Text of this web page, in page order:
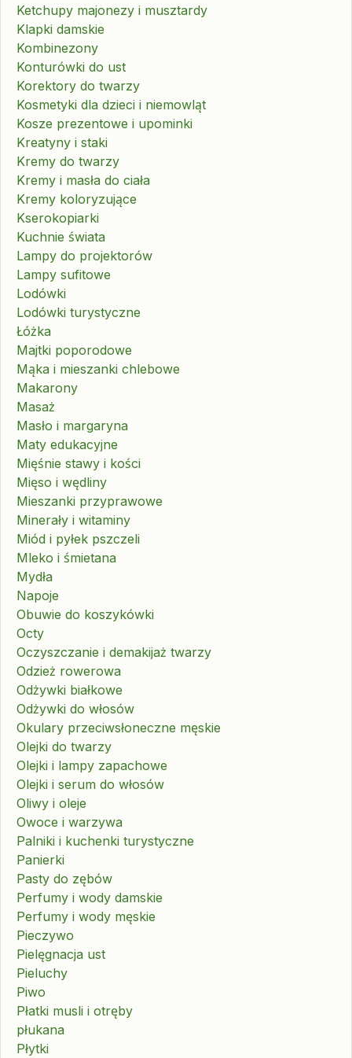
Ketchupy majonezy i musztardy
Klapki damskie
Kombinezony
Konturówki do ust
Korektory do twarzy
Kosmetyki dla dzieci i niemowląt
Kosze prezentowe i upominki
Kreatyny i staki
Kremy do twarzy
Kremy i masła do ciała
Kremy koloryzujące
Kserokopiarki
Kuchnie świata
Lampy do projektorów
Lampy sufitowe
Lodówki
Lodówki turystyczne
Łóżka
Majtki poporodowe
Mąka i mieszanki chlebowe
Makarony
Masaż
Masło i margaryna
Maty edukacyjne
Mięśnie stawy i kości
Mięso i wędliny
Mieszanki przyprawowe
Minerały i witaminy
Miód i pyłek pszczeli
Mleko i śmietana
Mydła
Napoje
Obuwie do koszykówki
Octy
Oczyszczanie i demakijaż twarzy
Odzież rowerowa
Odżywki białkowe
Odżywki do włosów
Okulary przeciwsłoneczne męskie
Olejki do twarzy
Olejki i lampy zapachowe
Olejki i serum do włosów
Oliwy i oleje
Owoce i warzywa
Palniki i kuchenki turystyczne
Panierki
Pasty do zębów
Perfumy i wody damskie
Perfumy i wody męskie
Pieczywo
Pielęgnacja ust
Pieluchy
Piwo
Płatki musli i otręby
płukana
Płytki